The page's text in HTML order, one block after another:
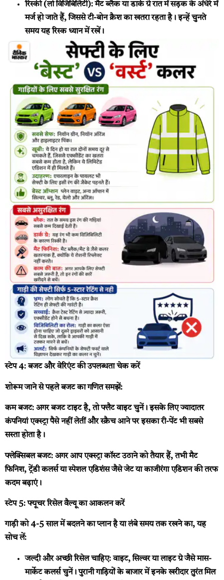
रिस्की (लो विजिबिलिटी):मैट ब्लैक या डार्क ग्रे रात में सड़क के अंधेरे में
मर्ज हो जाते हैं, जिससे टी-बोन क्रैश का खतरा रहता है। इन्हें चुनते
समय यह रिस्क ध्यान में रखें।
स्टेप 4: बजट और वेरिएंट की उपलब्धता चेक करें
शोरूम जाने से पहले बजट का गणित समझें:
कम बजट: अगर बजट टाइट है, तो फ्लैट वाइट चुनें। इसके लिए ज्यादातर
कंपनियां एक्स्ट्रा पैसे नहीं लेतीं और स्क्रैच आने पर इसका री-पेंट भी सबसे
सस्ता होता है।
फ्लेक्सिबल बजट: अगर आप एक्स्ट्रा कॉस्ट उठाने को तैयार हैं, तभी मैट
फिनिश, ट्रेंडी कलर्स या स्पेशल एडिशंस जैसे जेट या काजीरंगा एडिशन की तरफ
कदम बढ़ाएं।
स्टेप 5: फ्यूचर रिसेल वैल्यू का आकलन करें
गाड़ी को 4-5 साल में बदलने का प्लान है या लंबे समय तक रखने का, यह
सोच लें:
जल्दी और अच्छी रिसेल चाहिए: वाइट, सिल्वर या लाइट ग्रे जैसे मास-
मार्केट कलर्स चुनें। पुरानी गाड़ियों के बाजार में इनके खरीदार तुरंत मिल